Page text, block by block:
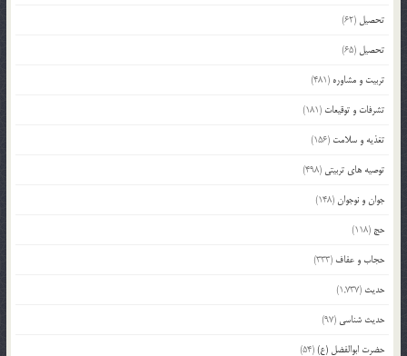
تحصیل (62)
تحصیل (65)
تربیت و مشاوره (481)
تشرفات و توقیعات (181)
تغذیه و سلامت (156)
توصیه های تربیتی (498)
جوان و نوجوان(148)
حج (118)
حجاب و عفاف (333)
حدیث (1,737)
حدیث شناسی (97)
حضرت ابوالفضل (ع)(54)